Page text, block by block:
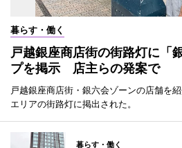
暮らす・働く
戸越銀座商店街の街路灯に「
プを掲示 店主らの発案で
戸越銀座商店街・銀六会ゾーンの店舗を
エリアの街路灯に掲出された。
暮らす・働く